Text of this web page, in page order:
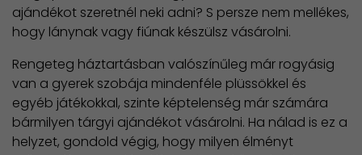
ajándékot szeretnél neki adni? S persze nem mellékes,
hogy lánynak vagy fiúnak készülsz vásárolni.
Rengeteg háztartásban valószínűleg már rogyásig
van a gyerek szobája mindenféle plüssökkel és
egyéb játékokkal, szinte képtelenség már számára
bármilyen tárgyi ajándékot vásárolni. Ha nálad is ez a
helyzet, gondold végig, hogy milyen élményt